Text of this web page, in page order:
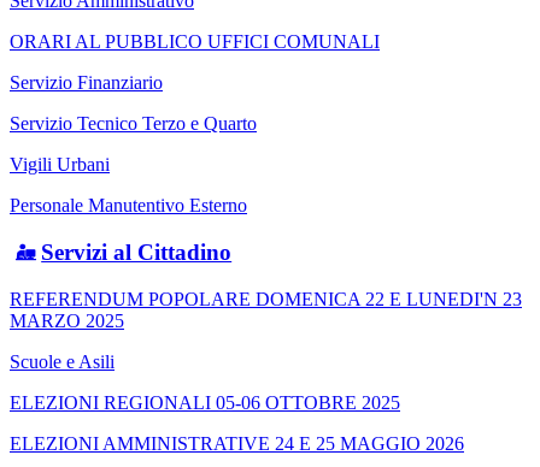
ORARI AL PUBBLICO UFFICI COMUNALI
Servizio Finanziario
Servizio Tecnico Terzo e Quarto
Vigili Urbani
Personale Manutentivo Esterno
Servizi al Cittadino
REFERENDUM POPOLARE DOMENICA 22 E LUNEDI'N 23
MARZO 2025
Scuole e Asili
ELEZIONI REGIONALI 05-06 OTTOBRE 2025
ELEZIONI AMMINISTRATIVE 24 E 25 MAGGIO 2026